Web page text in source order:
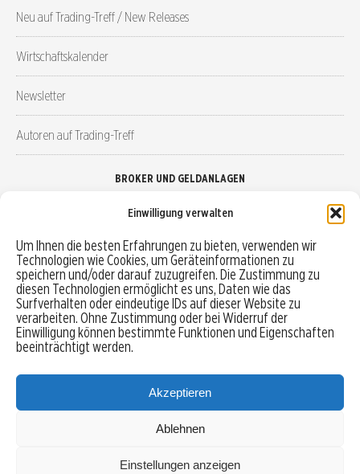
Einwilligung verwalten
Um Ihnen die besten Erfahrungen zu bieten, verwenden wir
Technologien wie Cookies, um Geräteinformationen zu
speichern und/oder darauf zuzugreifen. Die Zustimmung zu
diesen Technologien ermöglicht es uns, Daten wie das
Surfverhalten oder eindeutige IDs auf dieser Website zu
verarbeiten. Ohne Zustimmung oder bei Widerruf der
Einwilligung können bestimmte Funktionen und Eigenschaften
beeinträchtigt werden.
Akzeptieren
Ablehnen
Einstellungen anzeigen
Neu auf Trading-Treff / New Releases
Wirtschaftskalender
Newsletter
Autoren auf Trading-Treff
BROKER UND GELDANLAGEN
Robo-Advisor vergleichen
Depotvergleich
Festgeld vergleichen
Tagesgeld vergleichen